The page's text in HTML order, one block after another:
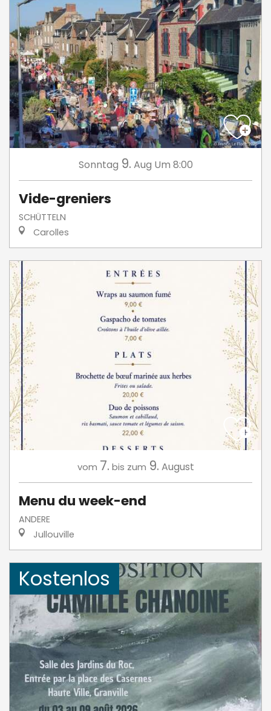
Sonntag 9. Aug Um 8:00
Vide-greniers
SCHÜTTELN
Carolles
vom 7. bis zum 9. August
Menu du week-end
ANDERE
Jullouville
Kostenlos